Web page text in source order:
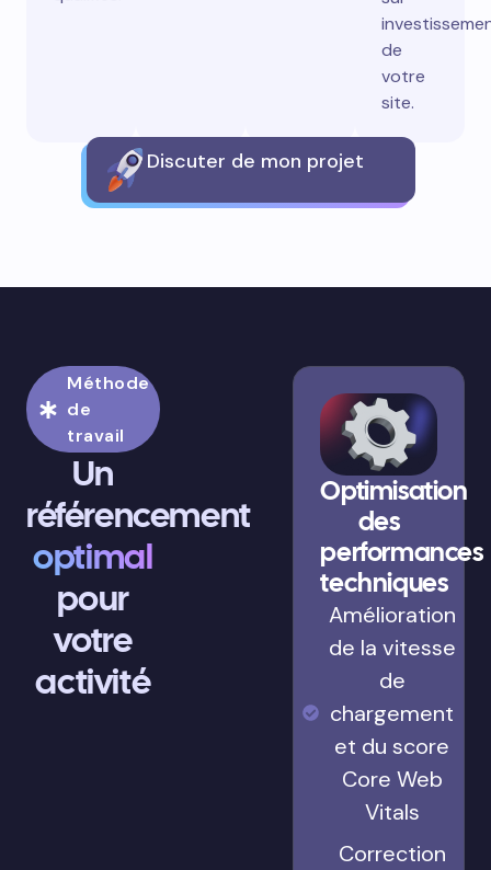
de
votre
site.
Discuter de mon projet
Méthode
de
travail
Un
référencement
optimal
pour
votre
activité
Optimisation
des
performances
techniques
Amélioration
de la vitesse
de
chargement
et du score
Core Web
Vitals
Correction